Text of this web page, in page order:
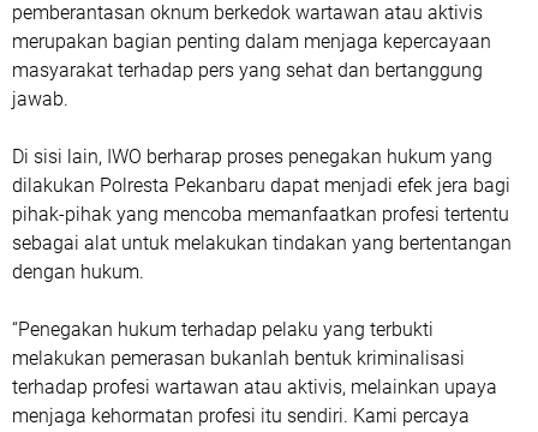
pemberantasan oknum berkedok wartawan atau aktivis
merupakan bagian penting dalam menjaga kepercayaan
masyarakat terhadap pers yang sehat dan bertanggung
jawab.
Di sisi lain, IWO berharap proses penegakan hukum yang
dilakukan Polresta Pekanbaru dapat menjadi efek jera bagi
pihak-pihak yang mencoba memanfaatkan profesi tertentu
sebagai alat untuk melakukan tindakan yang bertentangan
dengan hukum.
“Penegakan hukum terhadap pelaku yang terbukti
melakukan pemerasan bukanlah bentuk kriminalisasi
terhadap profesi wartawan atau aktivis, melainkan upaya
menjaga kehormatan profesi itu sendiri. Kami percaya